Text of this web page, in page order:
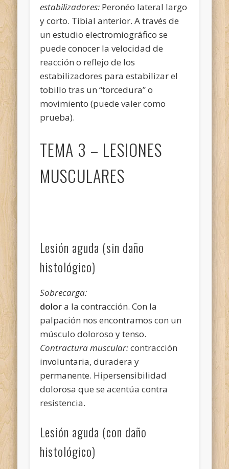
estabilizadores: Peronéo lateral largo
y corto. Tibial anterior. A través de
un estudio electromiográfico se
puede conocer la velocidad de
reacción o reflejo de los
estabilizadores para estabilizar el
tobillo tras un “torcedura” o
movimiento (puede valer como
prueba).
TEMA 3 – LESIONES
MUSCULARES
Lesión aguda (sin daño
histológico)
Sobrecarga:
dolora la contracción. Con la
palpación nos encontramos con un
músculo doloroso y tenso.
Contractura muscular:contracción
involuntaria, duradera y
permanente. Hipersensibilidad
dolorosa que se acentúa contra
resistencia.
Lesión aguda (con daño
histológico)